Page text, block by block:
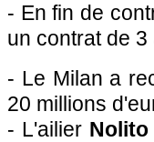
- En fin de
un contrat de
- Le Milan a
20 millions
- L'ailier Nolito